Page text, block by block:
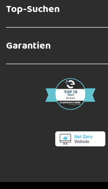
Top-Suchen
Garantien